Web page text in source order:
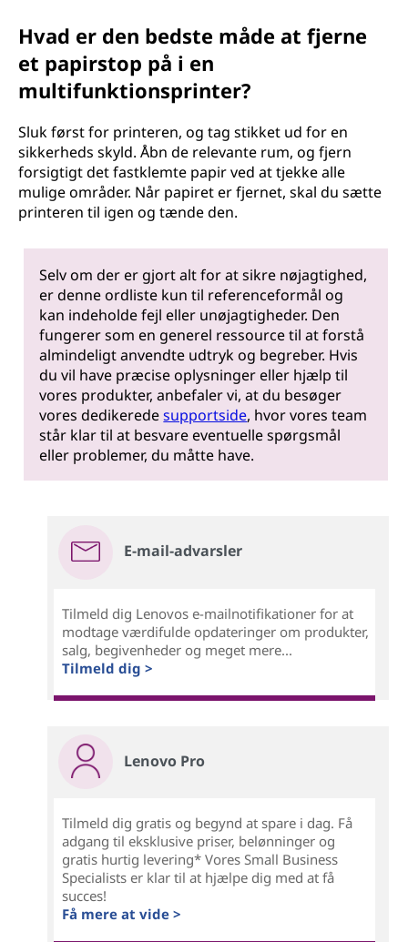
Hvad er den bedste måde at fjerne
et papirstop på i en
multifunktionsprinter?
Sluk først for printeren, og tag stikket ud for en
sikkerheds skyld. Åbn de relevante rum, og fjern
forsigtigt det fastklemte papir ved at tjekke alle
mulige områder. Når papiret er fjernet, skal du sætte
printeren til igen og tænde den.
Selv om der er gjort alt for at sikre nøjagtighed,
er denne ordliste kun til referenceformål og
kan indeholde fejl eller unøjagtigheder. Den
fungerer som en generel ressource til at forstå
almindeligt anvendte udtryk og begreber. Hvis
du vil have præcise oplysninger eller hjælp til
vores produkter, anbefaler vi, at du besøger
vores dedikeredesupportside, hvor vores team
står klar til at besvare eventuelle spørgsmål
eller problemer, du måtte have.
E-mail-advarsler
Tilmeld dig Lenovos e-mailnotifikationer for at
modtage værdifulde opdateringer om produkter,
salg, begivenheder og meget mere...
Tilmeld dig >
Lenovo Pro
Tilmeld dig gratis og begynd at spare i dag. Få
adgang til eksklusive priser, belønninger og
gratis hurtig levering* Vores Small Business
Specialists er klar til at hjælpe dig med at få
succes!
Få mere at vide >